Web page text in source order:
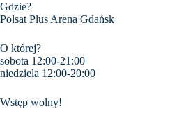
Gdzie?
Polsat Plus Arena Gdańsk
O której?
sobota 12:00-21:00
niedziela 12:00-20:00
Wstęp wolny!